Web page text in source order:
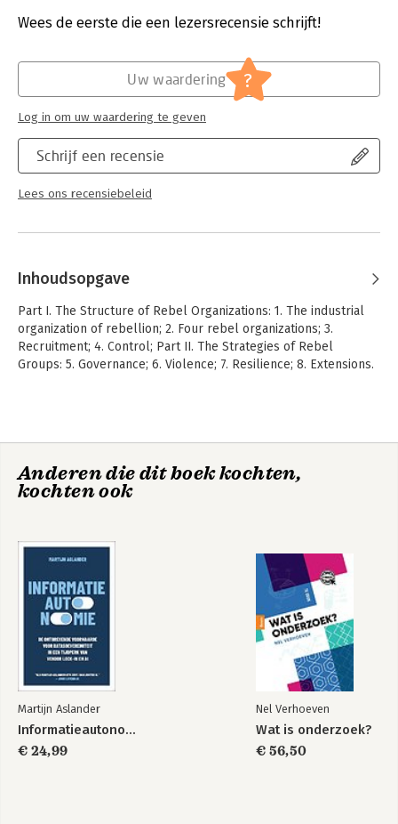
difficult it is to launch a rebellion. The book thus demonstrates
emerge constrain rebel organization and shape the patterns of
violence that civilians experience.
Cambridge Studies in Comparative
Politics
Wees de eerste die een lezersrecensie schrijft!
Schrijf een recensie
Lees ons recensiebeleid
Uw waardering ?
Log in om uw waardering te geven
Inhoudsopgave
Part I. The Structure of Rebel Organizations: 1. The industrial
organization of rebellion; 2. Four rebel organizations; 3.
Recruitment; 4. Control; Part II. The Strategies of Rebel
Groups: 5. Governance; 6. Violence; 7. Resilience; 8. Extensions.
Anderen die dit boek kochten,
kochten ook
Martijn Aslander
Informatieautonomie
€ 24,99
Nel Verhoeven
Wat is onderzoek?
€ 56,50